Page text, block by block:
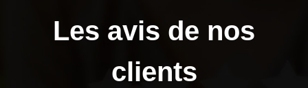
Les avis de nos
clients